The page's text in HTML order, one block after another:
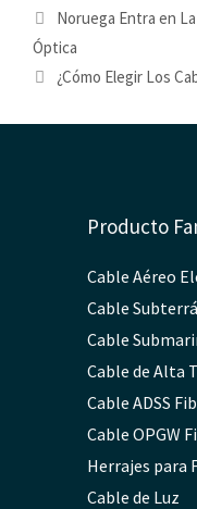
Noruega Entra en
Óptica
¿Cómo Elegir Los
Producto
Cable Aéreo
Cable
Cable
Cable de Alta
Cable ADSS
Cable OPGW
Herrajes para
Cable de Luz